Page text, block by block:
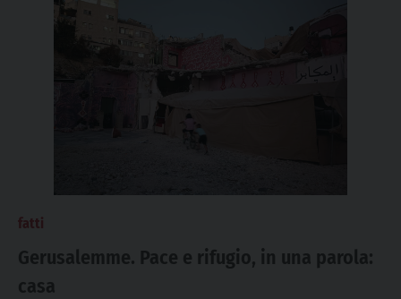
fatti
Gerusalemme. Pace e rifugio, in una parola:
casa